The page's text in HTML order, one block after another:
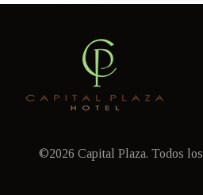
©2026 Capital Plaza. Todos